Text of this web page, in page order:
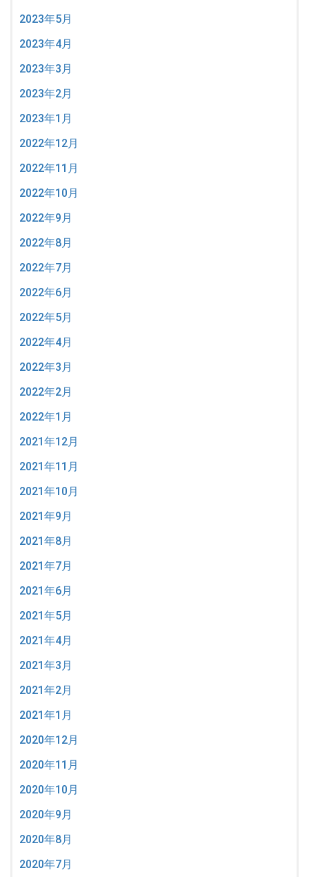
2023年5月
2023年4月
2023年3月
2023年2月
2023年1月
2022年12月
2022年11月
2022年10月
2022年9月
2022年8月
2022年7月
2022年6月
2022年5月
2022年4月
2022年3月
2022年2月
2022年1月
2021年12月
2021年11月
2021年10月
2021年9月
2021年8月
2021年7月
2021年6月
2021年5月
2021年4月
2021年3月
2021年2月
2021年1月
2020年12月
2020年11月
2020年10月
2020年9月
2020年8月
2020年7月